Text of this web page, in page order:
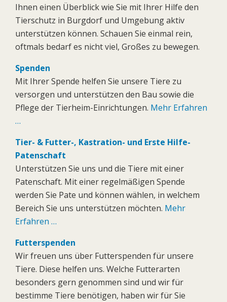
Ihnen einen Überblick wie Sie mit Ihrer Hilfe den
Tierschutz in Burgdorf und Umgebung aktiv
unterstützen können. Schauen Sie einmal rein,
oftmals bedarf es nicht viel, Großes zu bewegen.
Spenden
Mit Ihrer Spende helfen Sie unsere Tiere zu
versorgen und unterstützen den Bau sowie die
Pflege der Tierheim-Einrichtungen. Mehr Erfahren
…
Tier- & Futter-, Kastration- und Erste Hilfe-
Patenschaft
Unterstützen Sie uns und die Tiere mit einer
Patenschaft. Mit einer regelmäßigen Spende
werden Sie Pate und können wählen, in welchem
Bereich Sie uns unterstützen möchten. Mehr
Erfahren …
Futterspenden
Wir freuen uns über Futterspenden für unsere
Tiere. Diese helfen uns. Welche Futterarten
besonders gern genommen sind und wir für
bestimme Tiere benötigen, haben wir für Sie